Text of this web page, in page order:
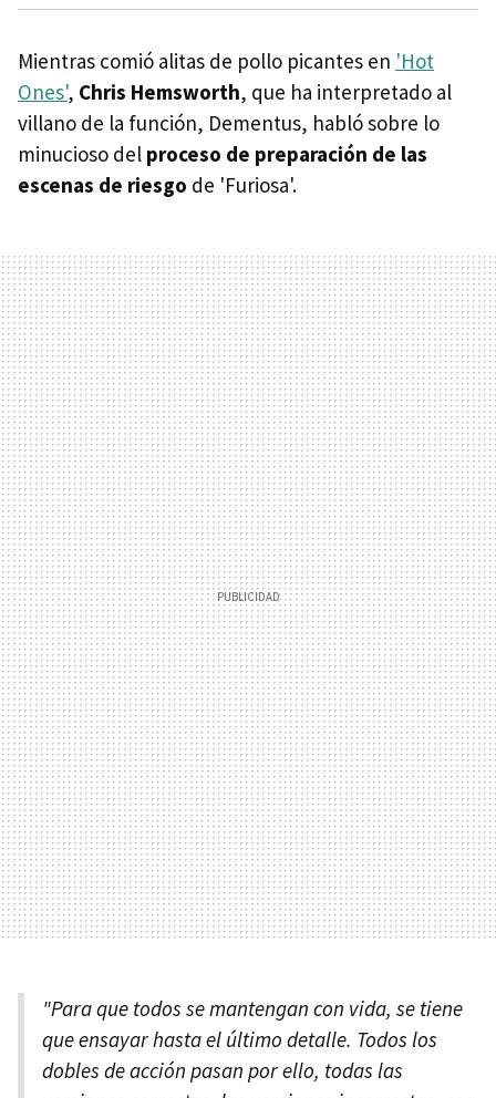
Mientras comió alitas de pollo picantes en 'Hot
Ones', Chris Hemsworth, que ha interpretado al
villano de la función, Dementus, habló sobre lo
minucioso del proceso de preparación de las
escenas de riesgo de 'Furiosa'.
"Para que todos se mantengan con vida, se tiene
que ensayar hasta el último detalle. Todos los
dobles de acción pasan por ello, todas las